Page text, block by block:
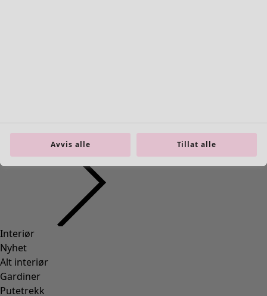
InteriørÅpne meny Interiør
Interiør
Nyhet
Alt interiør
Gardiner
Putetrekk
Avvis alle Tillat alle